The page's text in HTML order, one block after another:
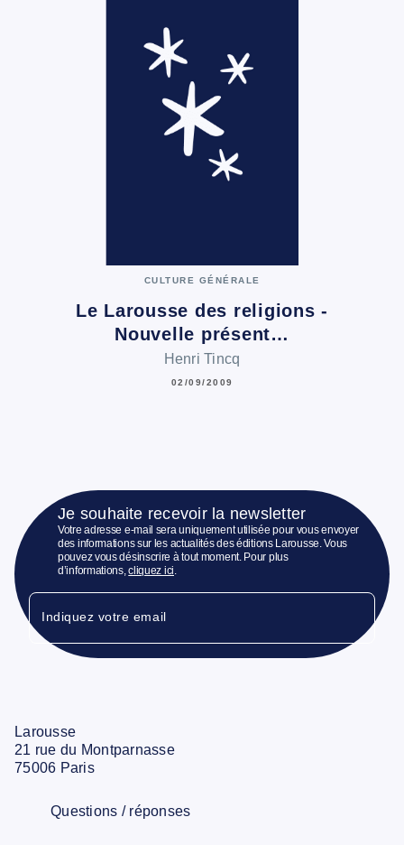
CULTURE GÉNÉRALE
Le Larousse des religions -
Nouvelle présent…
Henri Tincq
02/09/2009
Je souhaite recevoir la newsletter
Votre adresse e-mail sera uniquement utilisée pour vous envoyer
des informations sur les actualités des éditions Larousse. Vous
pouvez vous désinscrire à tout moment. Pour plus
d’informations,cliquez ici
Indiquez votre email
Larousse
21 rue du Montparnasse
75006 Paris
Questions / réponses